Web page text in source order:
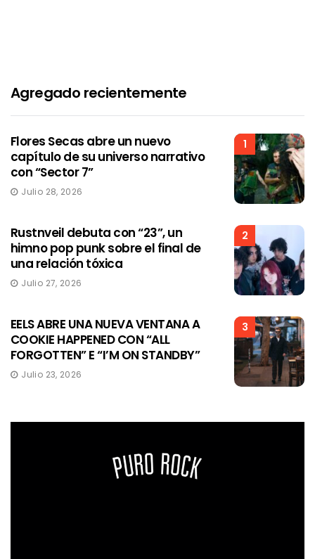
Agregado recientemente
1
Flores Secas abre un nuevo
capítulo de su universo narrativo
con “Sector 7”
Julio 28, 2026
2
Rustnveil debuta con “23”, un
himno pop punk sobre el final de
una relación tóxica
Julio 27, 2026
3
EELS ABRE UNA NUEVA VENTANA A
COOKIE HAPPENED CON “ALL
FORGOTTEN” E “I’M ON STANDBY”
Julio 23, 2026